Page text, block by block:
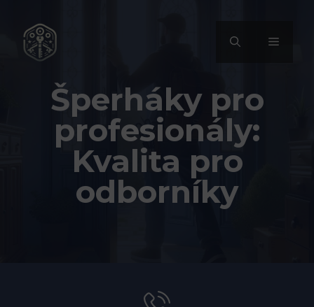
obsah
MENU
Šperháky pro
profesionály:
Kvalita pro
odborníky